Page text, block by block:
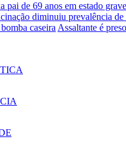
pai de 69 anos em estado grave
diminuiu prevalência
caseira Assaltante é